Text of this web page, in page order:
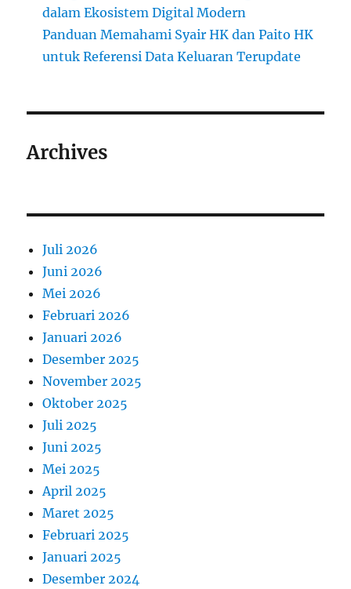
dalam Ekosistem Digital Modern
Panduan Memahami Syair HK dan Paito HK
untuk Referensi Data Keluaran Terupdate
Archives
Juli 2026
Juni 2026
Mei 2026
Februari 2026
Januari 2026
Desember 2025
November 2025
Oktober 2025
Juli 2025
Juni 2025
Mei 2025
April 2025
Maret 2025
Februari 2025
Januari 2025
Desember 2024